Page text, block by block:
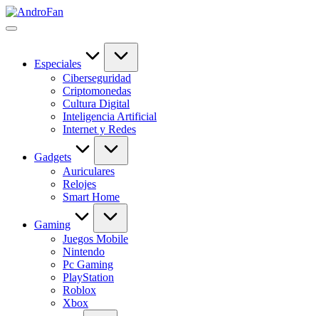
Saltar
al
Descubre
complicaciones
AndroFan:
gadgets
novedades
digital.
Especiales
Ciberseguridad
Criptomonedas
Cultura Digital
Inteligencia Artificial
Internet y Redes
Gadgets
Auriculares
Relojes
Smart Home
Gaming
Juegos Mobile
Nintendo
Pc Gaming
PlayStation
Roblox
Xbox